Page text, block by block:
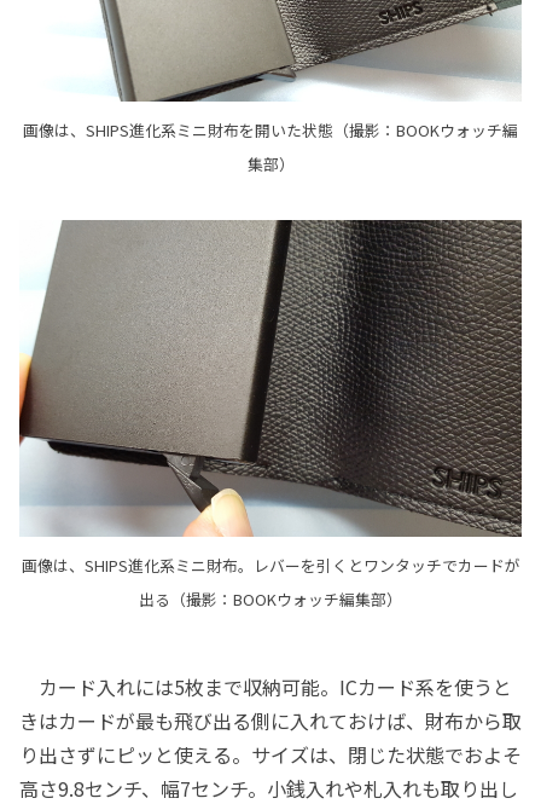
画像は、SHIPS進化系ミニ財布を開いた状態（撮影：BOOKウォッチ編
集部）
画像は、SHIPS進化系ミニ財布。レバーを引くとワンタッチでカードが
出る（撮影：BOOKウォッチ編集部）
カード入れには5枚まで収納可能。ICカード系を使うと
きはカードが最も飛び出る側に入れておけば、財布から取
り出さずにピッと使える。サイズは、閉じた状態でおよそ
高さ9.8センチ、幅7センチ。小銭入れや札入れも取り出し